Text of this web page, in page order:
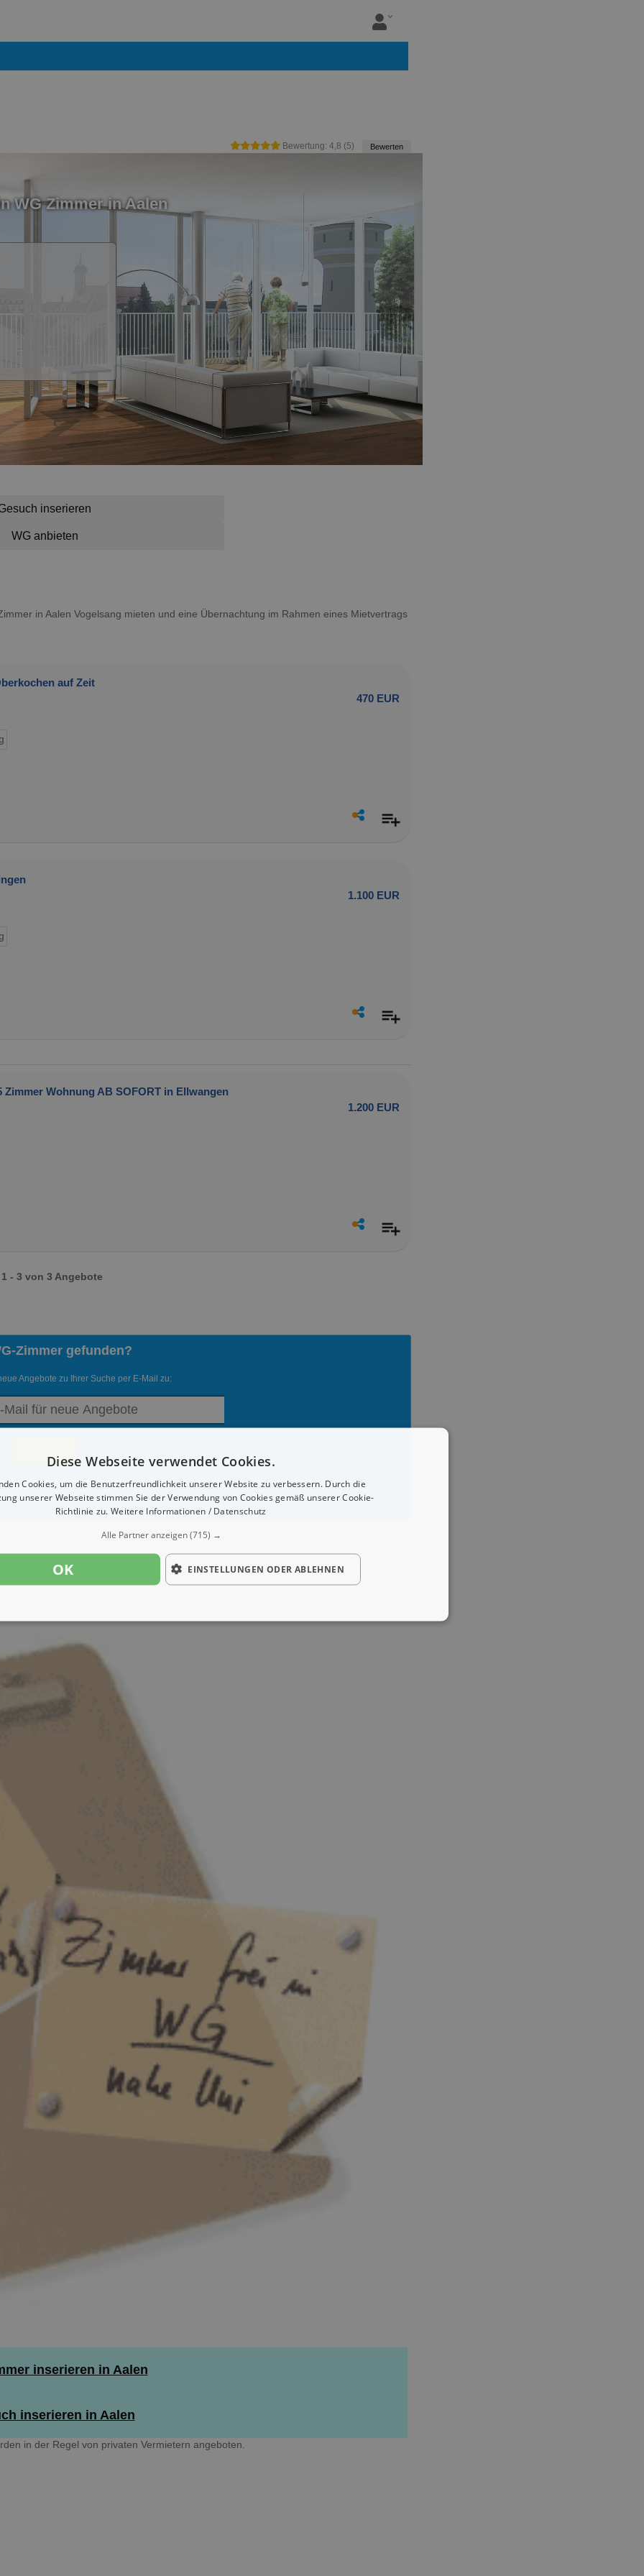
Bewertung: 4,8 (5) Bewerten
WG Zimmer in Aalen
inserieren
WG anbieten
in Aalen Vogelsang mieten und eine Übernachtung im Rahmen eines Mietvertrags
auf Zeit
470 EUR
1.100 EUR
Zimmer Wohnung AB SOFORT in Ellwangen
1.200 EUR
1 - 3 von 3 Angebote
Zimmer gefunden?
Angebote zu Ihrer Suche per E-Mail zu:
diesen Service abmelden.
werden dieDatenschutzrichtlinien akzeptiert.
inserieren in Aalen
inserieren in Aalen
in der Regel von privaten Vermietern angeboten.
Diese Webseite verwendet Cookies.
Cookies, um die Benutzerfreundlichkeit unserer Website zu verbessern. Durch die
unserer Webseite stimmen Sie der Verwendung von Cookies gemäß unserer Cookie-
Richtlinie zu. Weitere Informationen / Datenschutz
Alle Partner anzeigen(715) →
OK EINSTELLUNGEN ODER ABLEHNEN